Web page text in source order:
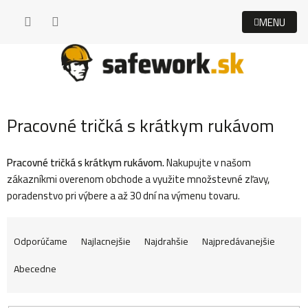
Pracovné tričká s krátkym rukávom
Pracovné tričká s krátkym rukávom.Nakupujte v našom
zákazníkmi overenom obchode a využite množstevné zľavy,
poradenstvo pri výbere a až 30 dní na výmenu tovaru.
R
a
Odporúčame Najlacnejšie Najdrahšie
Najpredávanejšie
Abecedne